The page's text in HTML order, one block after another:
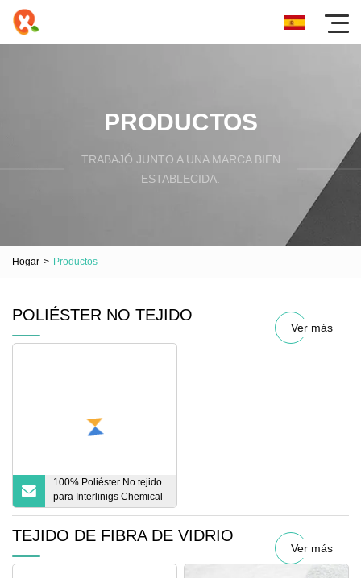
PRODUCTOS
TRABAJÓ JUNTO A UNA MARCA BIEN
ESTABLECIDA.
Hogar > Productos
POLIÉSTER NO TEJIDO
Ver más
100% Poliéster No tejido
para Interlinigs Chemical
Bond para prendas Super
TEJIDO DE FIBRA DE VIDRIO
Ver más